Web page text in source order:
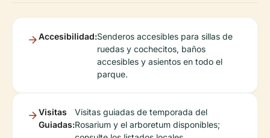
Accesibilidad:Senderos accesibles para sillas de
ruedas y cochecitos, baños
accesibles y asientos en todo el
parque.
Visitas
Guiadas:
Visitas guiadas de temporada del
Rosarium y el arboretum disponibles;